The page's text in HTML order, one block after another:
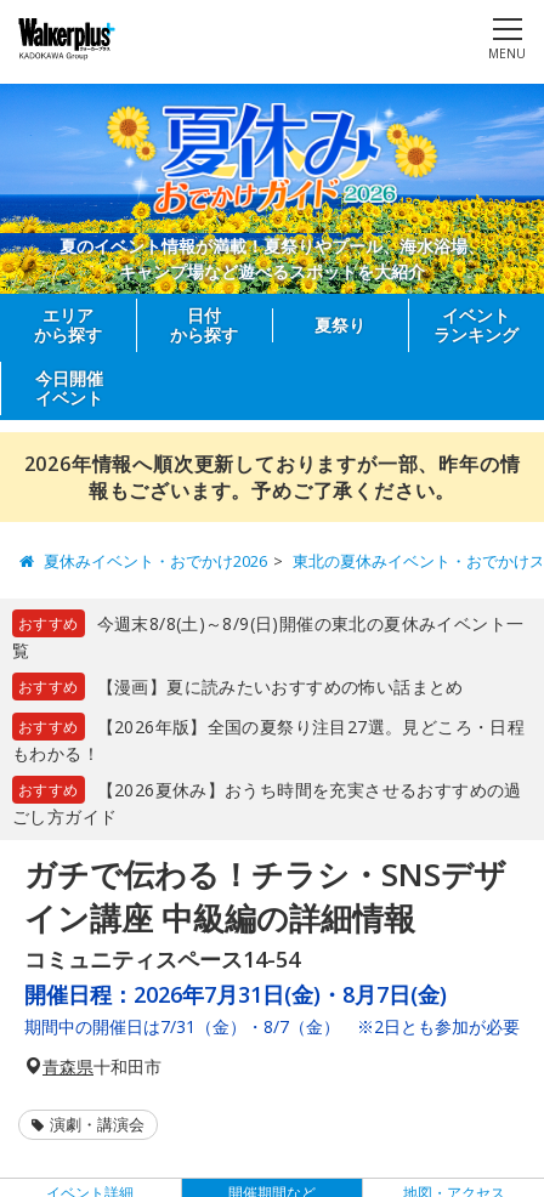
MENU
夏のイベント情報が満載！夏祭りやプール、海水浴場、
キャンプ場など遊べるスポットを大紹介
エリア
から探す
日付
から探す
夏祭り
イベント
ランキング
今日開催
イベント
2026年情報へ順次更新しておりますが一部、昨年の情
報もございます。予めご了承ください。
夏休みイベント・おでかけ2026 東北の夏休みイベント・おでかけ
おすすめ
今週末8/8(土)～8/9(日)開催の東北の夏休みイベント一
覧
おすすめ 【漫画】夏に読みたいおすすめの怖い話まとめ
おすすめ
【2026年版】全国の夏祭り注目27選。見どころ・日程
もわかる！
おすすめ
【2026夏休み】おうち時間を充実させるおすすめの過
ごし方ガイド
ガチで伝わる！チラシ・SNSデザ
イン講座 中級編の詳細情報
コミュニティスペース14-54
開催日程： 2026年7月31日(金)・8月7日(金)
期間中の開催日は7/31（金）・8/7（金） ※2日とも参加が必要
青森県十和田市
演劇・講演会
イベント詳細
開催期間など 地図・アクセス